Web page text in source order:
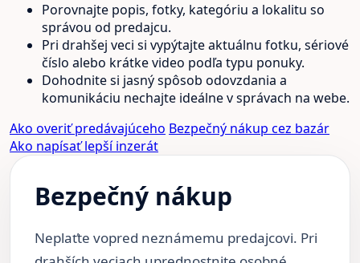
Porovnajte popis, fotky, kategóriu a lokalitu so
správou od predajcu.
Pri drahšej veci si vypýtajte aktuálnu fotku, sériové
číslo alebo krátke video podľa typu ponuky.
Dohodnite si jasný spôsob odovzdania a
komunikáciu nechajte ideálne v správach na webe.
Ako overiť predávajúceho Bezpečný nákup cez bazár
Ako napísať lepší inzerát
Bezpečný nákup
Neplaťte vopred neznámemu predajcovi. Pri